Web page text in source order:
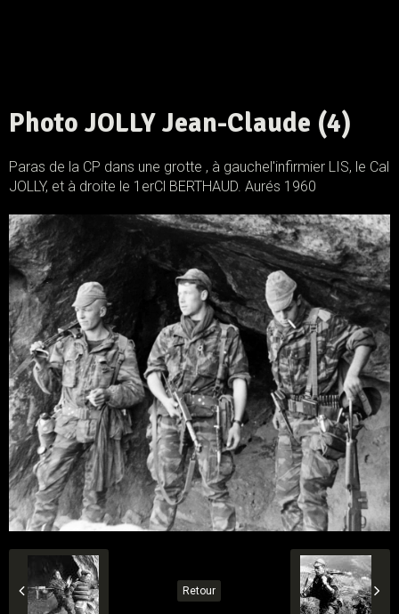
Photo JOLLY Jean-Claude (4)
Paras de la CP dans une grotte , à gauchel'infirmier LIS, le Cal
JOLLY, et à droite le 1erCl BERTHAUD. Aurés 1960
Retour